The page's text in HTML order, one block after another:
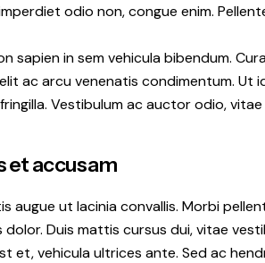
odio non, congue enim.
sapien in sem vehicula bibendum.
ac arcu venenatis condimentum. Ut
Vestibulum ac auctor odio,
et accusam
augue ut lacinia convallis. Morbi
dolor. Duis mattis cursus dui, vitae
et, vehicula ultrices ante. Sed ac